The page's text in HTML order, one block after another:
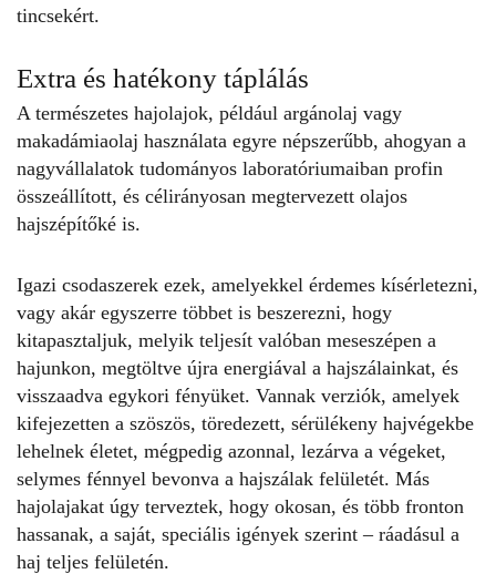
tincsekért.
Extra és hatékony táplálás
A természetes hajolajok, például argánolaj vagy
makadámiaolaj használata egyre népszerűbb, ahogyan a
nagyvállalatok tudományos laboratóriumaiban profin
összeállított, és célirányosan megtervezett olajos
hajszépítőké is.
Igazi csodaszerek ezek, amelyekkel érdemes kísérletezni,
vagy akár egyszerre többet is beszerezni, hogy
kitapasztaljuk, melyik teljesít valóban meseszépen a
hajunkon, megtöltve újra energiával a hajszálainkat, és
visszaadva egykori fényüket. Vannak verziók, amelyek
kifejezetten a szöszös, töredezett, sérülékeny hajvégekbe
lehelnek életet, mégpedig azonnal, lezárva a végeket,
selymes fénnyel bevonva a hajszálak felületét. Más
hajolajakat úgy terveztek, hogy okosan, és több fronton
hassanak, a saját, speciális igények szerint – ráadásul a
haj teljes felületén.